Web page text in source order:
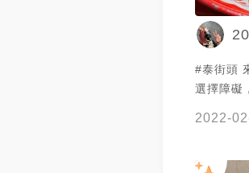
#泰街頭 來過好幾次，永遠都會盯著菜單
選擇障礙，煩惱
下飯，它
很有水準
2022-